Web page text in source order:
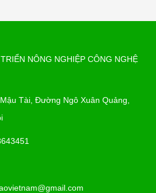
NÔNG NGHIỆP CÔNG NGHỆ
Tài, Đường Ngô Xuân Quảng,